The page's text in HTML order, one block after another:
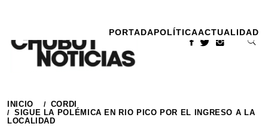
contenido
PORTADAPOLÍTICAACTUALIDAD
INICIO
CORDI
SIGUE LA POLÉMICA EN RIO PICO POR EL INGRESO A LA
LOCALIDAD